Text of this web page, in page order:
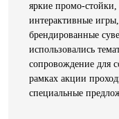
яркие промо-
интерактивные
брендированные
использовались
сопровождение для
рамках акции
специальные